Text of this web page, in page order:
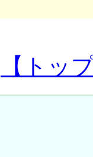
【トッ